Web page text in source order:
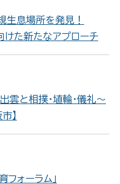
生息場所を発見！
た新たなアプローチ
と相撲・埴輪・儀礼～
】
ォーラム」